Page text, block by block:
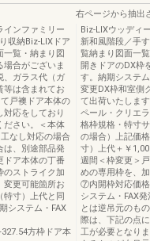
インファミリー
収納Biz-LIXドア
一覧・納まり図
合がございま
、ガラス代（ガ
等は含まれてお
戸襖ドア本体の
応をしており
ださい。＜本体
なし対応の場合
は、別途部品発
ア本体の丁番
のストライク加
変更可能箇所お
特寸）上代と同
システム・FAX
方枠ドア本
右ページから抽出
Biz-LIXウッディ
新和風階段／手
覧納まり図面一
開きドアのDX枠
す。納期システ
変更DX枠和室側
て出荷いたしま
ペール・クリエ
格枠規格・特寸
の場合）上記価
寸）上代＋￥
週間＜枠変更＞
めの専用枠を、
⑦内開枠対応価格
システム・FAX
とは逆吊元のも
際は、下記の点
工が必要となり